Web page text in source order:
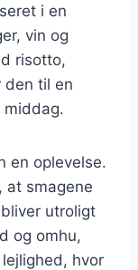
i en
vin og
risotto,
den til en
en oplevelse.
at smagene
utroligt
og omhu,
hvor